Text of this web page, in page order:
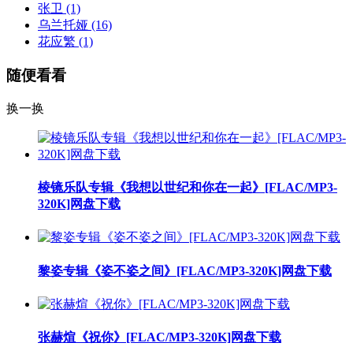
张卫 (1)
乌兰托娅 (16)
花应繁 (1)
随便看看
换一换
棱镜乐队专辑《我想以世纪和你在一起》[FLAC/MP3-
320K]网盘下载
黎姿专辑《姿不姿之间》[FLAC/MP3-320K]网盘下载
张赫煊《祝你》[FLAC/MP3-320K]网盘下载